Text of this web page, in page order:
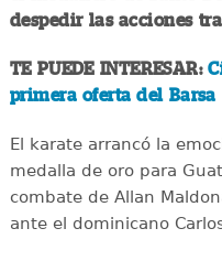
despedir las acciones
TE PUEDE INTERESAR:
primera oferta del Barsa
El karate arrancó la
medalla de oro para
combate de Allan
ante el dominicano